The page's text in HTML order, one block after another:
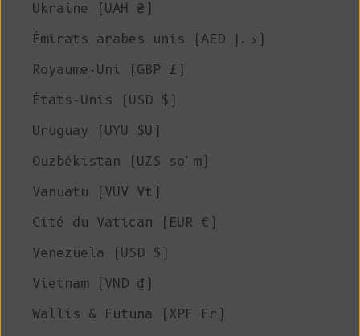
Ukraine (UAH ₴)
Émirats arabes unis (AED د.إ)
Royaume-Uni (GBP £)
États-Unis (USD $)
Uruguay (UYU $U)
Ouzbékistan (UZS so'm)
Vanuatu (VUV Vt)
Cité du Vatican (EUR €)
Venezuela (USD $)
Vietnam (VND ₫)
Wallis & Futuna (XPF Fr)